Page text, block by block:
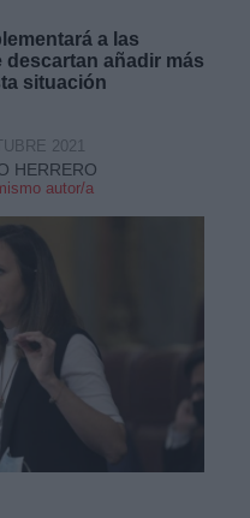
a las
añadir más
situación
HERRERO
autor/a
2021